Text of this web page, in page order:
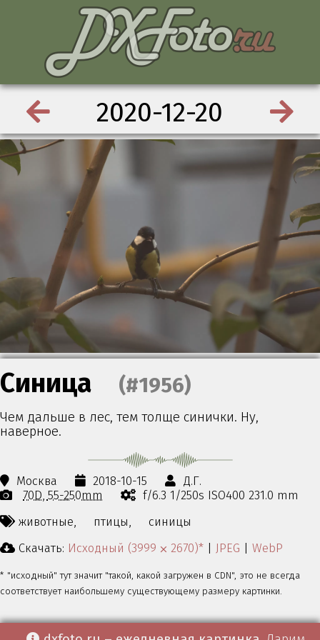
2020-12-20
Синица (#1956)
Чем дальше в лес, тем толще синички. Ну,
наверное.
Москва 2018-10-15
Д.Г.
70D 55-250mm
f/6.3 1/250s ISO400 231.0 mm
животные,
птицы,
синицы
Скачать: Исходный (3999 ⨉ 2670)* | JPEG | WebP
* "исходный" тут значит "такой, какой загружен в CDN", это не всегда
соответствует наибольшему существующему размеру картинки.